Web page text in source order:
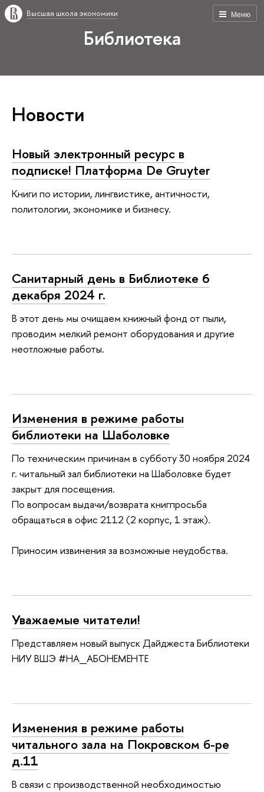
Меню
Высшая школа экономики
Библиотека
Новости
Новый электронный ресурс в
подписке! Платформа De Gruyter
Книги по истории, лингвистике, античности,
политологии, экономике и бизнесу.
Санитарный день в Библиотеке 6
декабря 2024 г.
В этот день мы очищаем книжный фонд от пыли,
проводим мелкий ремонт оборудования и другие
неотложные работы.
Изменения в режиме работы
библиотеки на Шаболовке
По техническим причинам в субботу 30 ноября 2024
г. читальный зал библиотеки на Шаболовке будет
закрыт для посещения.
По вопросам выдачи/возврата книгпросьба
обращаться в офис 2112 (2 корпус, 1 этаж).
Приносим извинения за возможные неудобства.
Уважаемые читатели!
Представляем новый выпуск Дайджеста Библиотеки
НИУ ВШЭ #НА_АБОНЕМЕНТЕ
Изменения в режиме работы
читального зала на Покровском б-ре
д.11
В связи с производственной необходимостью